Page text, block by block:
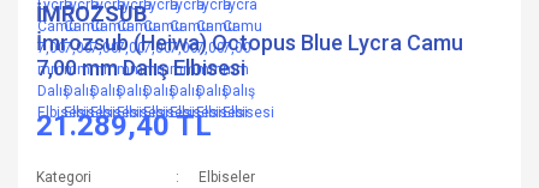
İMROZSUB
İmrozsub (Heiwa) Octopus Blue Lycra Camu
7,00 mm Dalış Elbisesi
21.289,40 TL
Kategori
Elbiseler